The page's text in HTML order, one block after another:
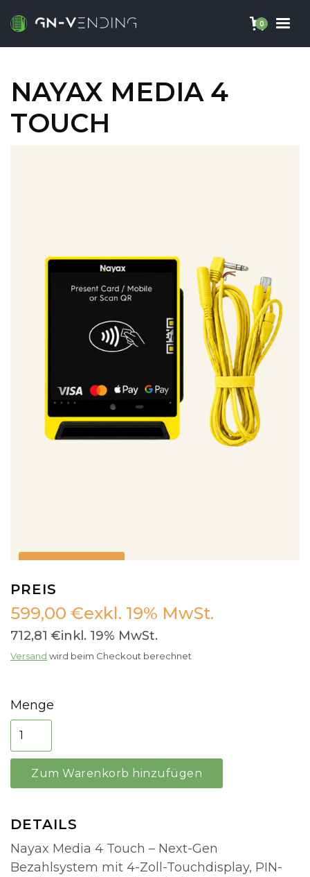
0
NAYAX MEDIA 4
TOUCH
PREIS
599,00 €exkl. 19% MwSt.
712,81 €inkl. 19% MwSt.
Versand wird beim Checkout berechnet
Menge
DETAILS
Nayax Media 4 Touch – Next-Gen
Bezahlsystem mit 4-Zoll-Touchdisplay, PIN-